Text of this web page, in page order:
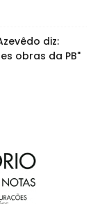
diz:
obras da PB"